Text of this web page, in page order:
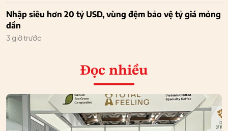
Nhập siêu hơn 20 tỷ USD, vùng đệm bảo vệ tỷ giá mỏng
dần
3 giờ trước
Đọc nhiều